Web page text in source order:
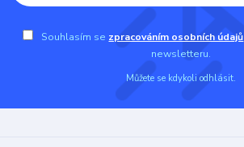
Souhlasím se zpracováním osobních údajů
newsletteru.
Můžete se kdykoli odhlásit.